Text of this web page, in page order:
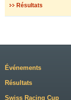
Résultats
Événements
Résultats
Swiss Racing Cup